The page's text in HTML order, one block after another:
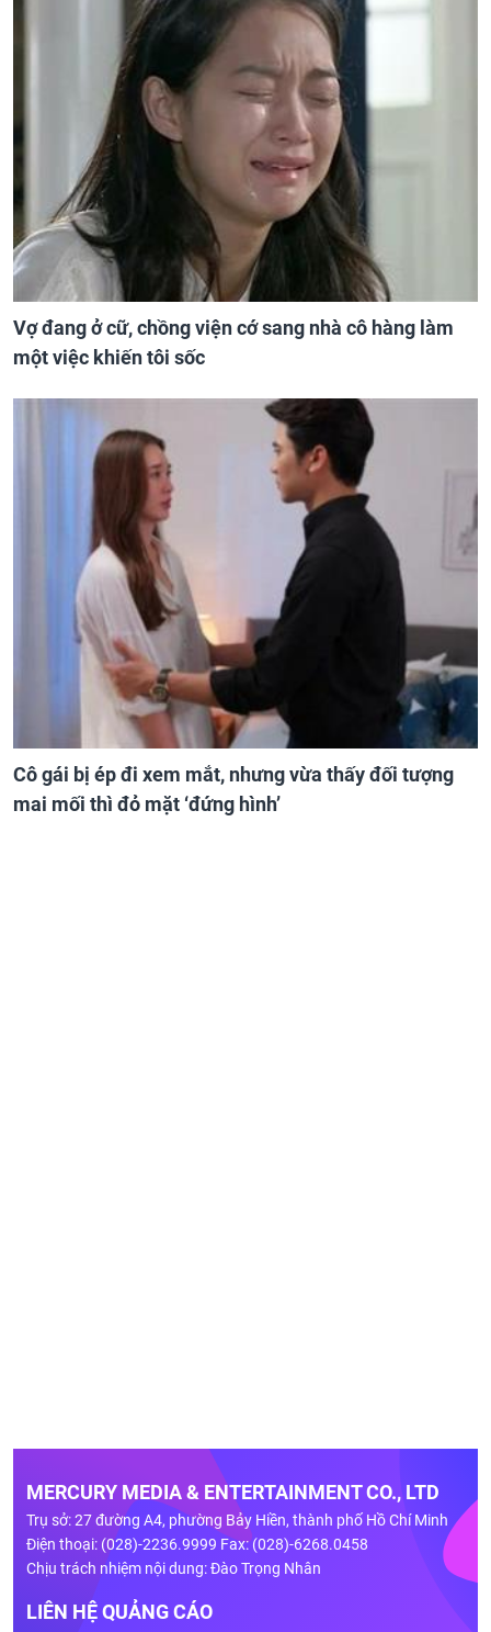
Vợ đang ở cữ, chồng viện cớ sang nhà cô hàng làm
một việc khiến tôi sốc
Cô gái bị ép đi xem mắt, nhưng vừa thấy đối tượng
mai mối thì đỏ mặt ‘đứng hình’
MERCURY MEDIA & ENTERTAINMENT CO., LTD
Trụ sở: 27 đường A4, phường Bảy Hiền, thành phố Hồ Chí Minh
Điện thoại: (028)-2236.9999 Fax: (028)-6268.0458
Chịu trách nhiệm nội dung: Đào Trọng Nhân
LIÊN HỆ QUẢNG CÁO